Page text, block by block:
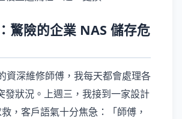
驚險的企業 NAS 儲存危
資深維修師傅，我每天都會處理各
發狀況。上週三，我接到一家設計
，客戶語氣十分焦急：「師傅，